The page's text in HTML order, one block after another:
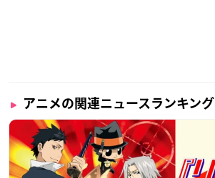
アニメの関連ニュースランキング